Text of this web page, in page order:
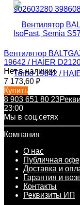
Вентилятор
19642 / HAIER
Нет в наличии
7 173,60 ₽
Купить
8 903 651 80 23
23:00
Мы в соц.сетях
Компания
О нас
Публичная
Доставка и
Гарантия и
Контакты
Реквизиты ИП